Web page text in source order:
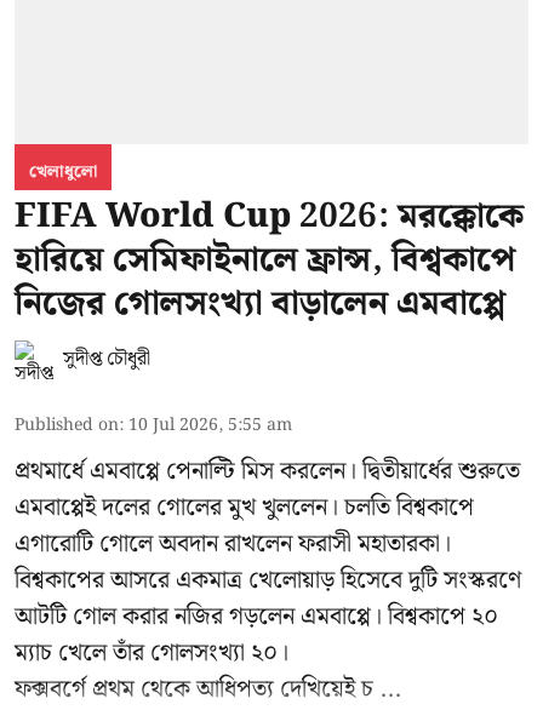
খেলাধুলো
FIFA World Cup 2026: মরক্কোকে
হারিয়ে সেমিফাইনালে ফ্রান্স, বিশ্বকাপে
নিজের গোলসংখ্যা বাড়ালেন এমবাপ্পে
সুদীপ্ত চৌধুরী
Published on: 10 Jul 2026, 5:55 am
প্রথমার্ধে এমবাপ্পে পেনাল্টি মিস করলেন। দ্বিতীয়ার্ধের শুরুতে
এমবাপ্পেই দলের গোলের মুখ খুললেন। চলতি বিশ্বকাপে
এগারোটি গোলে অবদান রাখলেন ফরাসী মহাতারকা।
বিশ্বকাপের আসরে একমাত্র খেলোয়াড় হিসেবে দুটি সংস্করণে
আটটি গোল করারনজির গড়লেন এমবাপ্পে। বিশ্বকাপে ২০
ম্যাচ খেলে তাঁর গোলসংখ্যা ২০।
ফক্সবর্গে প্রথম থেকে আধিপত্য দেখিয়েই চ ...